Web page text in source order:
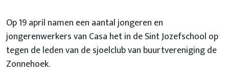
Op 19 april namen een aantal jongeren en
jongerenwerkers van Casa het in de Sint Jozefschool op
tegen de leden van de sjoelclub van buurtvereniging de
Zonnehoek.